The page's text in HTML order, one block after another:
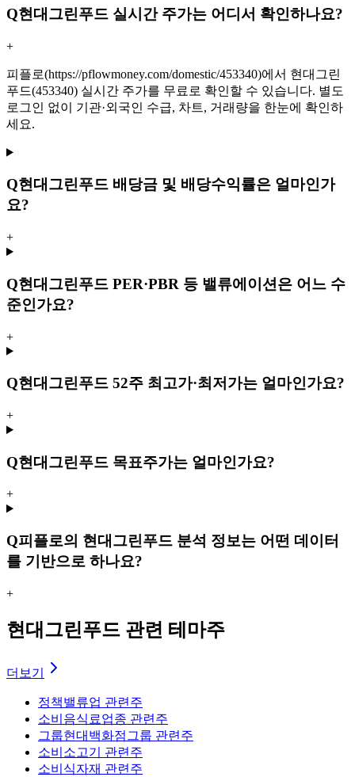
Q현대그린푸드 실시간 주가는 어디서 확인하나요?
+
피플로(https://pflowmoney.com/domestic/453340)에서 현대그린
푸드(453340) 실시간 주가를 무료로 확인할 수 있습니다. 별도
로그인 없이 기관·외국인 수급, 차트, 거래량을 한눈에 확인하
세요.
Q현대그린푸드 배당금 및 배당수익률은 얼마인가
요?
+
Q현대그린푸드 PER·PBR 등 밸류에이션은 어느 수
준인가요?
+
Q현대그린푸드 52주 최고가·최저가는 얼마인가요?
+
Q현대그린푸드 목표주가는 얼마인가요?
+
Q피플로의 현대그린푸드 분석 정보는 어떤 데이터
를 기반으로 하나요?
+
현대그린푸드 관련 테마주
더보기
정책밸류업 관련주
소비 음식료업종 관련주
그룹현대백화점그룹 관련주
소비 소고기 관련주
소비 식자재 관련주